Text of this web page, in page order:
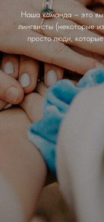
Наша команда – это
лингвисты (некоторые
просто люди,